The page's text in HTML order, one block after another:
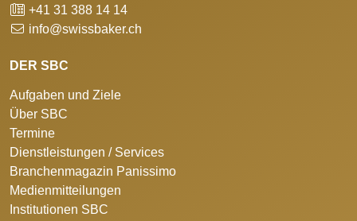
+41 31 388 14 14
info@swissbaker.ch
DER SBC
Aufgaben und Ziele
Über SBC
Termine
Dienstleistungen / Services
Branchenmagazin Panissimo
Medienmitteilungen
Institutionen SBC